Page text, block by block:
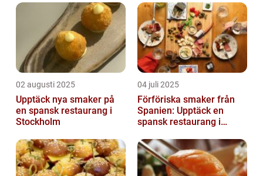
02 augusti 2025
Upptäck nya smaker på
en spansk restaurang i
Stockholm
04 juli 2025
Förföriska smaker från
Spanien: Upptäck en
spansk restaurang i